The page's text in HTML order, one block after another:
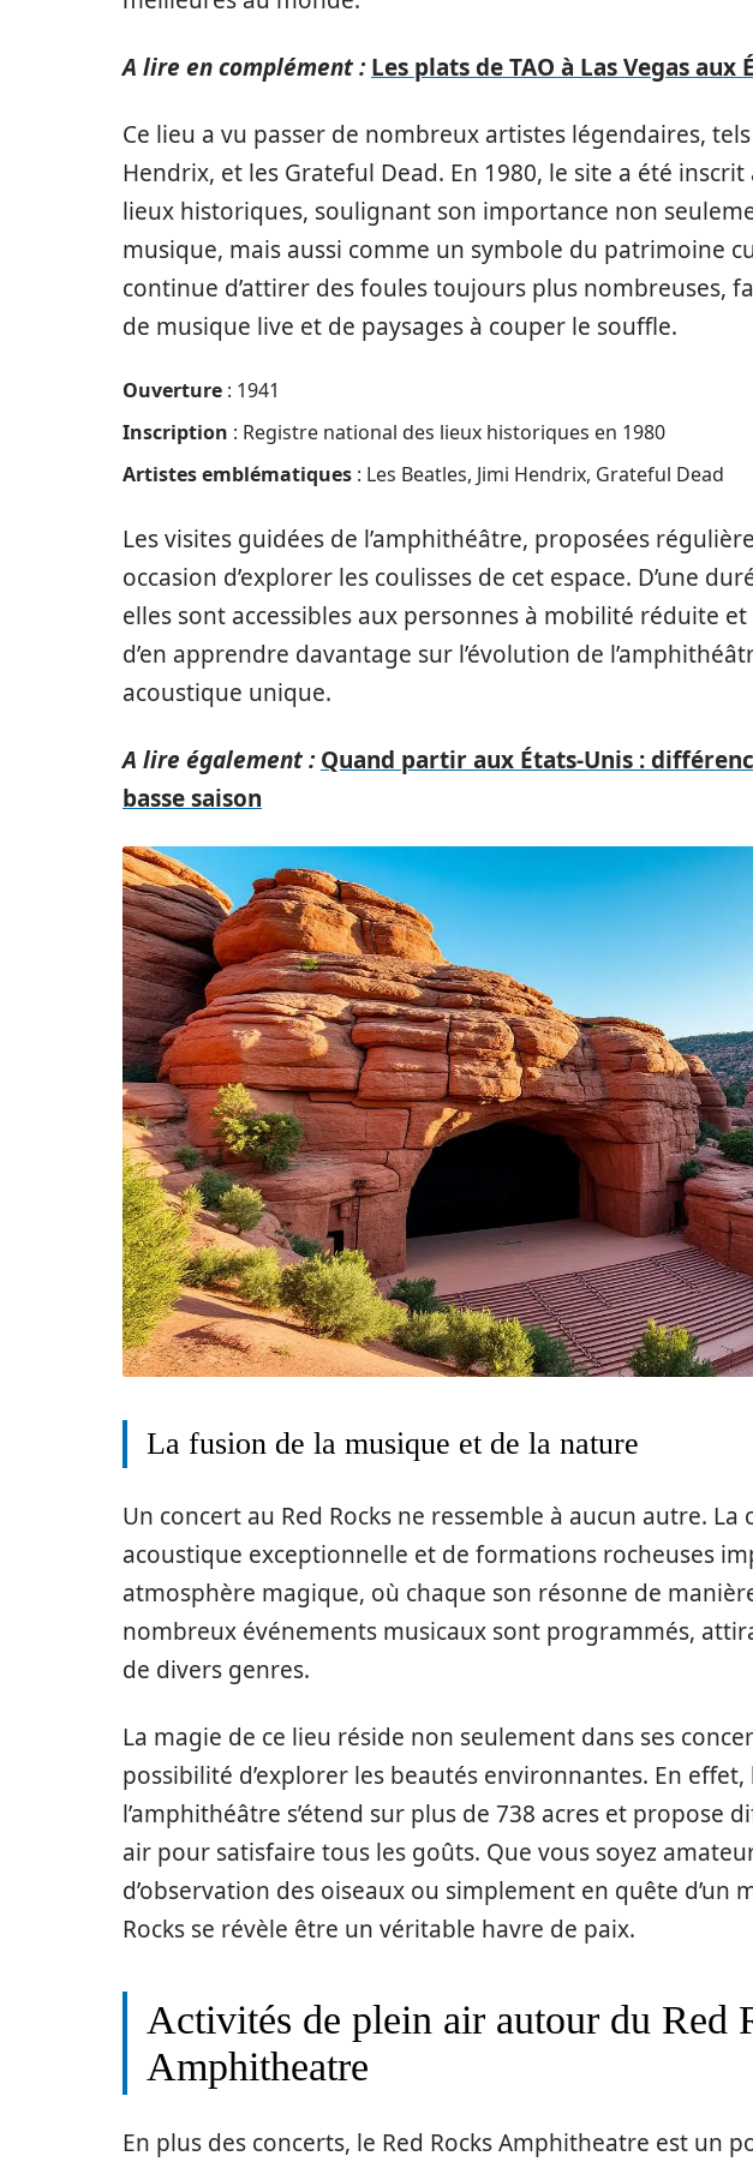
A lire en complément : Les plats de TAO à Las Vegas aux
Ce lieu a vu passer de nombreux artistes légendaires,
Hendrix, et les Grateful Dead. En 1980, le site a été
lieux historiques, soulignant son importance non
musique, mais aussi comme un symbole du patrimoine
continue d’attirer des foules toujours plus nombreuses,
de musique live et de paysages à couper le souffle.
Ouverture : 1941
Inscription : Registre national des lieux historiques en 1980
Artistes emblématiques : Les Beatles, Jimi Hendrix, Grateful Dead
Les visites guidées de l’amphithéâtre, proposées
occasion d’explorer les coulisses de cet espace. D’une
elles sont accessibles aux personnes à mobilité réduite
d’en apprendre davantage sur l’évolution de
acoustique unique.
A lire également : Quand partir aux États-Unis :
basse saison
La fusion de la musique et de la nature
Un concert au Red Rocks ne ressemble à aucun autre. La
acoustique exceptionnelle et de formations rocheuses
atmosphère magique, où chaque son résonne de
nombreux événements musicaux sont programmés,
de divers genres.
La magie de ce lieu réside non seulement dans ses
possibilité d’explorer les beautés environnantes. En
l’amphithéâtre s’étend sur plus de 738 acres et propose
air pour satisfaire tous les goûts. Que vous soyez
d’observation des oiseaux ou simplement en quête d’un
Rocks se révèle être un véritable havre de paix.
Activités de plein air autour du Red
Amphitheatre
En plus des concerts, le Red Rocks Amphitheatre est un